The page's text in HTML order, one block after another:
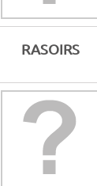
RASOIRS